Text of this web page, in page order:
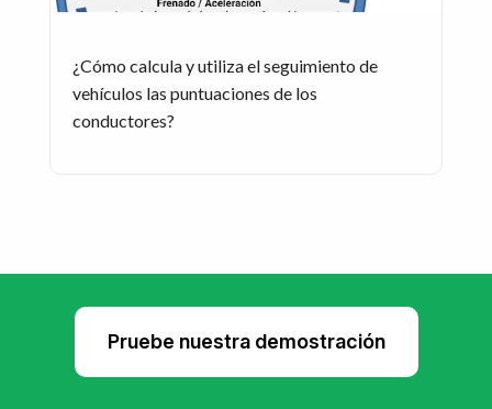
¿Cómo calcula y utiliza el seguimiento de
vehículos las puntuaciones de los
conductores?
Pruebe nuestra demostración